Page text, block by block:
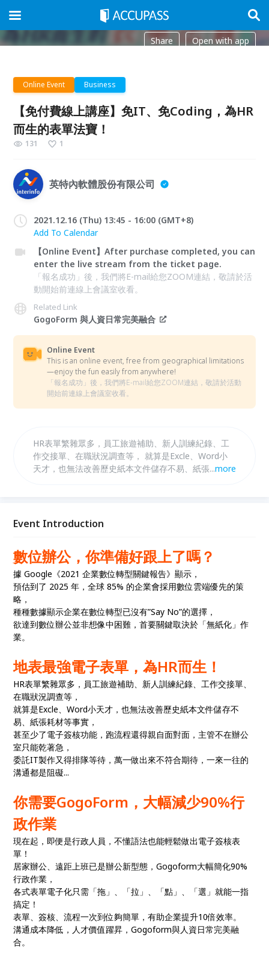
Share Open with app
Online Event Business
【免付費線上講座】免IT、免Coding，為HR
而生的表單法寶！
131 1
英特內軟體股份有限公司
2021.12.16 (Thu) 13:45 - 16:00 (GMT+8)
Add To Calendar
【Online Event】After purchase completed, you can
enter the live stream from the ticket page.
「報名成功」後，我們將E-mail給您ZOOM連結，敬請於活
動開始前連線上會議室收看。
Related Link
GogoForm 與人資日常完美融合
Online Event
This is an online event, free from geographical limitations
—enjoy the fun easily from anywhere!
「報名成功」後，我們將E-mail給您ZOOM連結，敬請於活動
開始前連線上會議室收看。
HR表單繁雜眾多，員工旅遊補助、新人訓練紀錄、工
作交接單、在職狀況調查等， 就算是Excle、Word小
天才，也無法改善歷史紙本文件儲存不易、紙張耗材等
阻礙...
...more
Event Introduction
數位辦公，你準備好跟上了嗎？
據 Google《2021 企業數位轉型關鍵報告》顯示，
預估到了 2025 年，全球 85% 的企業會採用數位雲端優先的策
略，
種種數據顯示企業在數位轉型已沒有”Say No”的選擇，
欲達到數位辦公並非想像中困難，首要關鍵取決於「無紙化」作
業。
地表最強電子表單，為HR而生！
HR表單繁雜眾多，員工旅遊補助、新人訓練紀錄、工作交接單、
在職狀況調查等，
就算是Excle、Word小天才，也無法改善歷史紙本文件儲存不
易、紙張耗材等事實，
甚至少了電子簽核功能，跑流程還得親自面對面，主管不在辦公
室只能乾著急，
委託IT製作又得排隊等待，萬一做出來不符合期待，一來一往的
溝通都是阻礙...
你需要GogoForm， 大幅減少90%行
政作業
現在起，即便是行政人員，不懂語法也能輕鬆做出電子簽核表
單！
居家辦公、遠距上班已是辦公新型態，Gogoform大幅簡化90%
行政作業，
各式表單電子化只需「拖」、「拉」、「點」、「選」就能一指
搞定！
表單、簽核、流程一次到位夠簡單，有助企業提升10倍效率。
溝通成本降低，人才價值躍昇，Gogoform與人資日常完美融
合。